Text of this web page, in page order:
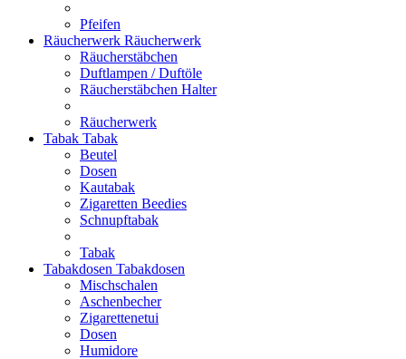
Pfeifen
Räucherwerk Räucherwerk
Räucherstäbchen
Duftlampen / Duftöle
Räucherstäbchen Halter
Räucherwerk
Tabak Tabak
Beutel
Dosen
Kautabak
Zigaretten Beedies
Schnupftabak
Tabak
Tabakdosen Tabakdosen
Mischschalen
Aschenbecher
Zigarettenetui
Dosen
Humidore